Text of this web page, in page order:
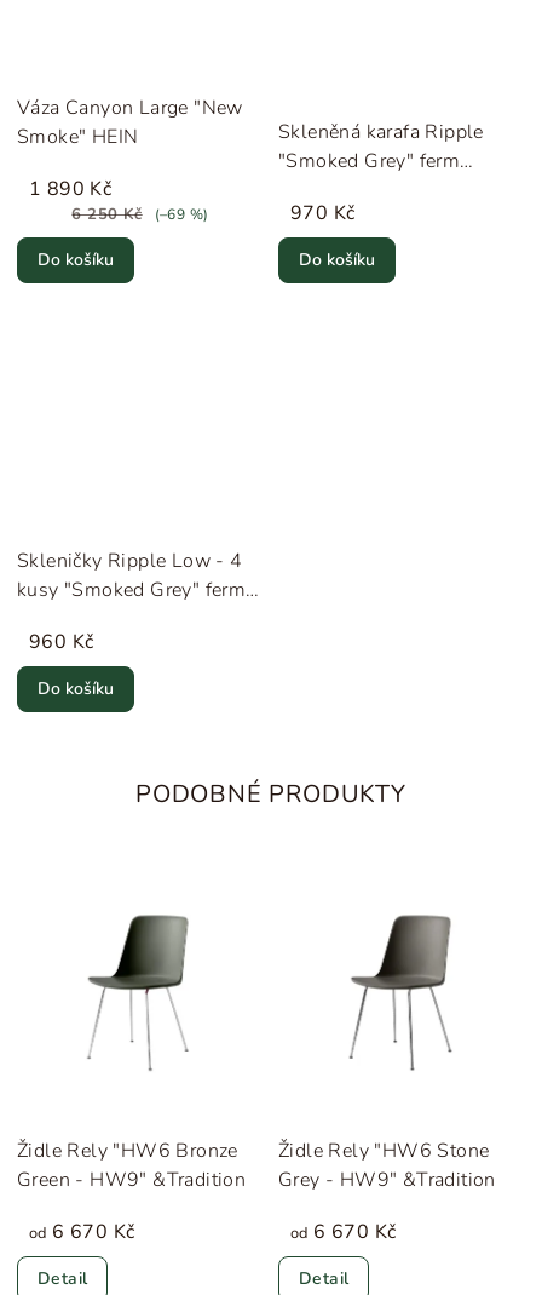
Váza Canyon Large "New
Smoke" HEIN
1 890 Kč
6 250 Kč (–69 %)
Do košíku
Skleněná karafa Ripple
"Smoked Grey" ferm
970 Kč
Do košíku
Skleničky Ripple Low - 4
kusy "Smoked Grey" ferm
960 Kč
Do košíku
PODOBNÉ PRODUKTY
Židle Rely "HW6 Bronze
Green - HW9" &Tradition
od 6 670 Kč
Detail
Židle Rely "HW6 Stone
Grey - HW9" &Tradition
od 6 670 Kč
Detail